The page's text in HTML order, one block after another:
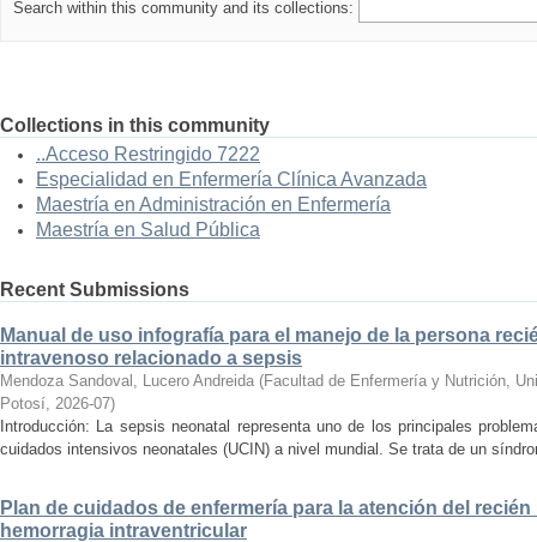
Search within this community and its collections:
Collections in this community
..Acceso Restringido 7222
Especialidad en Enfermería Clínica Avanzada
Maestría en Administración en Enfermería
Maestría en Salud Pública
Recent Submissions
Manual de uso infografía para el manejo de la persona
intravenoso relacionado a sepsis
Mendoza Sandoval, Lucero Andreida (Facultad de Enfermería y Nutrición,
Potosí, 2026-07)
Introducción: La sepsis neonatal representa uno de los principales
cuidados intensivos neonatales (UCIN) a nivel mundial. Se trata de un
Plan de cuidados de enfermería para la atención del
hemorragia intraventricular